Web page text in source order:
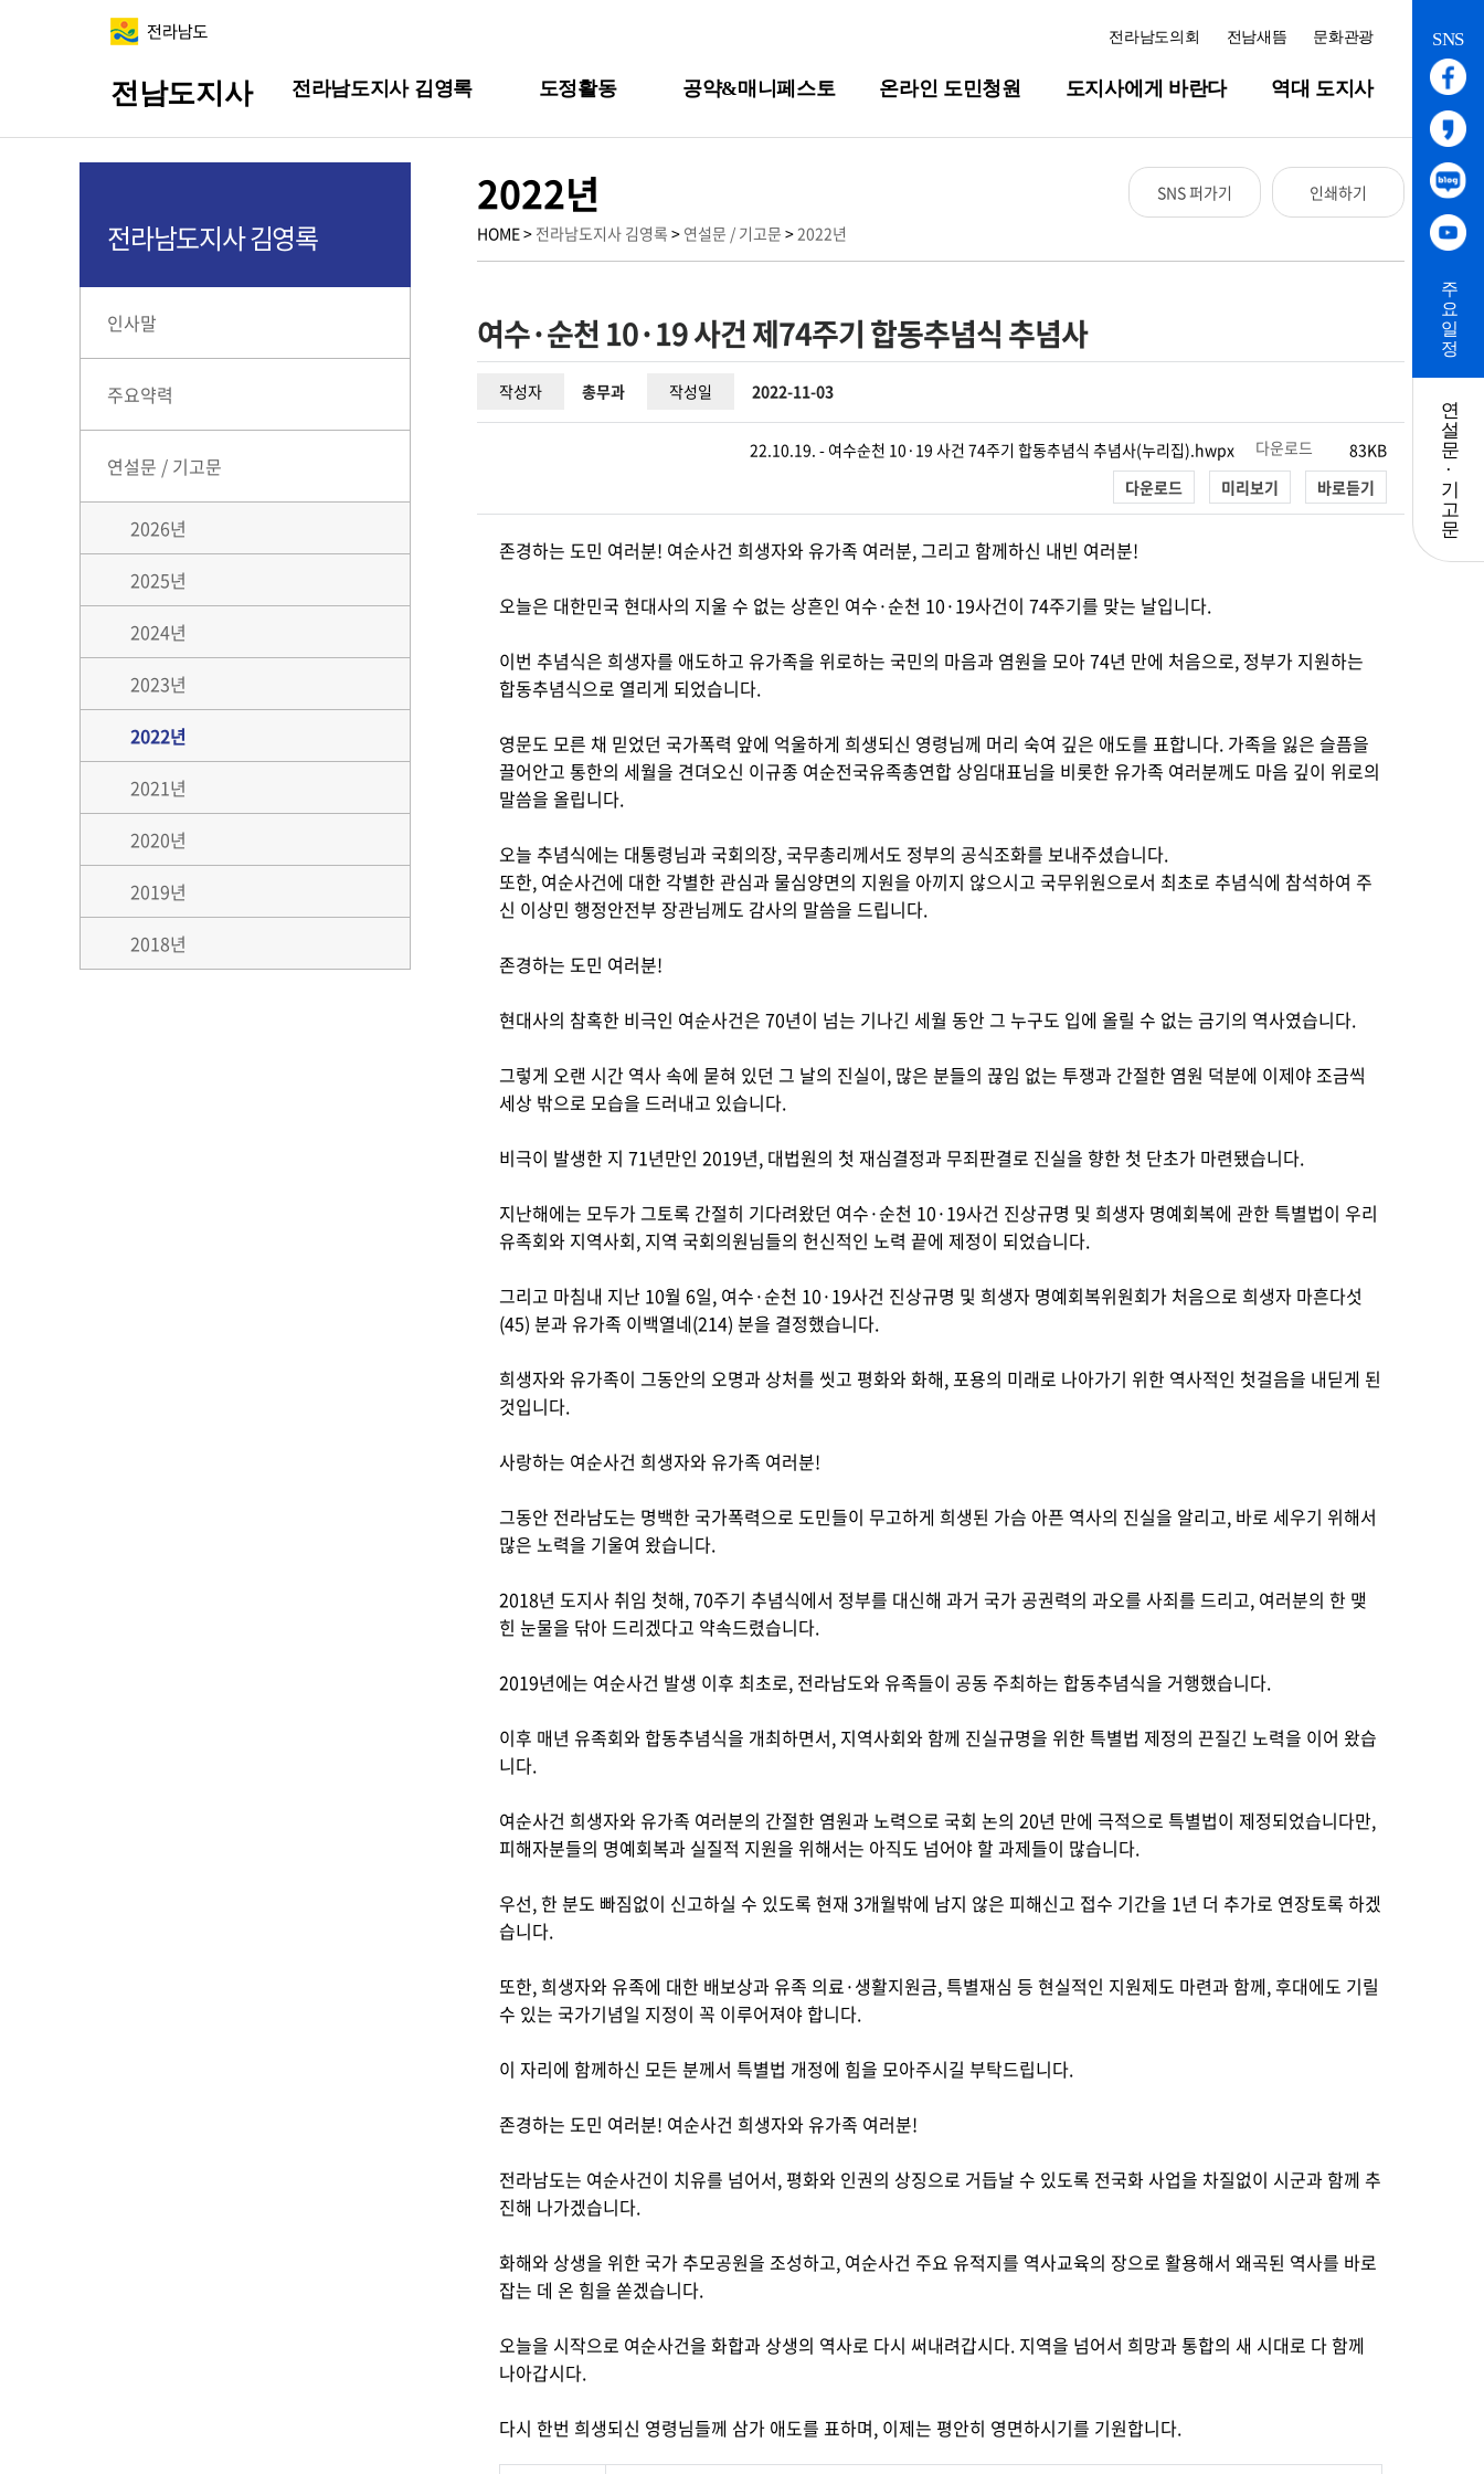
전라남도의회 전남새뜸 문화관광
전남도지사 전라남도지사 김영록 도정활동 공약&매니페스토 온라인 도민청원 도지사에게 바란다 역대 도지사
2022년
HOME > 전라남도지사 김영록 > 연설문 / 기고문 >2022년
SNS 퍼가기 인쇄하기
여수·순천 10·19 사건 제74주기 합동추념식 추념사
작성자 총무과 작성일 2022-11-03
22.10.19. - 여수순천 10·19 사건 74주기 합동추념식 추념사(누리집).hwpx 다운로드
83KB
다운로드
미리보기 바로듣기
존경하는 도민 여러분! 여순사건 희생자와 유가족 여러분, 그리고 함께하신 내빈 여러분!
오늘은 대한민국 현대사의 지울 수 없는 상흔인 여수·순천 10·19사건이 74주기를 맞는 날입니다.
이번 추념식은 희생자를 애도하고 유가족을 위로하는 국민의 마음과 염원을 모아 74년 만에 처음으로, 정부가 지원하는
합동추념식으로 열리게 되었습니다.
영문도 모른 채 믿었던 국가폭력 앞에 억울하게 희생되신 영령님께 머리 숙여 깊은 애도를 표합니다. 가족을 잃은 슬픔을
끌어안고 통한의 세월을 견뎌오신 이규종 여순전국유족총연합 상임대표님을 비롯한 유가족 여러분께도 마음 깊이 위로의
말씀을 올립니다.
오늘 추념식에는 대통령님과 국회의장, 국무총리께서도 정부의 공식조화를 보내주셨습니다.
또한, 여순사건에 대한 각별한 관심과 물심양면의 지원을 아끼지 않으시고 국무위원으로서 최초로 추념식에 참석하여 주
신 이상민 행정안전부 장관님께도 감사의 말씀을 드립니다.
존경하는 도민 여러분!
현대사의 참혹한 비극인 여순사건은 70년이 넘는 기나긴 세월 동안 그 누구도 입에 올릴 수 없는 금기의 역사였습니다.
그렇게 오랜 시간 역사 속에 묻혀 있던 그 날의 진실이, 많은 분들의 끊임 없는 투쟁과 간절한 염원 덕분에 이제야 조금씩
세상 밖으로 모습을 드러내고 있습니다.
비극이 발생한 지 71년만인 2019년, 대법원의 첫 재심결정과 무죄판결로 진실을 향한 첫 단초가 마련됐습니다.
지난해에는 모두가 그토록 간절히 기다려왔던 여수·순천 10·19사건 진상규명 및 희생자 명예회복에 관한 특별법이 우리
유족회와 지역사회, 지역 국회의원님들의 헌신적인 노력 끝에 제정이 되었습니다.
그리고 마침내 지난 10월 6일, 여수·순천 10·19사건 진상규명 및 희생자 명예회복위원회가 처음으로 희생자 마흔다섯
(45) 분과 유가족 이백열네(214) 분을 결정했습니다.
희생자와 유가족이 그동안의 오명과 상처를 씻고 평화와 화해, 포용의 미래로 나아가기 위한 역사적인 첫걸음을 내딛게 된
것입니다.
사랑하는 여순사건 희생자와 유가족 여러분!
그동안 전라남도는 명백한 국가폭력으로 도민들이 무고하게 희생된 가슴 아픈 역사의 진실을 알리고, 바로 세우기 위해서
많은 노력을 기울여 왔습니다.
2018년 도지사 취임 첫해, 70주기 추념식에서 정부를 대신해 과거 국가 공권력의 과오를 사죄를 드리고, 여러분의 한 맺
힌 눈물을 닦아 드리겠다고 약속드렸습니다.
2019년에는 여순사건 발생 이후 최초로, 전라남도와 유족들이 공동 주최하는 합동추념식을 거행했습니다.
이후 매년 유족회와 합동추념식을 개최하면서, 지역사회와 함께 진실규명을 위한 특별법 제정의 끈질긴 노력을 이어 왔습
니다.
여순사건 희생자와 유가족 여러분의 간절한 염원과 노력으로 국회 논의 20년 만에 극적으로 특별법이 제정되었습니다만,
피해자분들의 명예회복과 실질적 지원을 위해서는 아직도 넘어야 할 과제들이 많습니다.
우선, 한 분도 빠짐없이 신고하실 수 있도록 현재 3개월밖에 남지 않은 피해신고 접수 기간을 1년 더 추가로 연장토록 하겠
습니다.
또한, 희생자와 유족에 대한 배보상과 유족 의료·생활지원금, 특별재심 등 현실적인 지원제도 마련과 함께, 후대에도 기릴
수 있는 국가기념일 지정이 꼭 이루어져야 합니다.
이 자리에 함께하신 모든 분께서 특별법 개정에 힘을 모아주시길 부탁드립니다.
존경하는 도민 여러분! 여순사건 희생자와 유가족 여러분!
전라남도는 여순사건이 치유를 넘어서, 평화와 인권의 상징으로 거듭날 수 있도록 전국화 사업을 차질없이 시군과 함께 추
진해 나가겠습니다.
화해와 상생을 위한 국가 추모공원을 조성하고, 여순사건 주요 유적지를 역사교육의 장으로 활용해서 왜곡된 역사를 바로
잡는 데 온 힘을 쏟겠습니다.
오늘을 시작으로 여순사건을 화합과 상생의 역사로 다시 써내려갑시다. 지역을 넘어서 희망과 통합의 새 시대로 다 함께
나아갑시다.
다시 한번 희생되신 영령님들께 삼가 애도를 표하며, 이제는 평안히 영면하시기를 기원합니다.
전라남도지사 김영록
인사말
주요약력
연설문 / 기고문
2026년
2025년
2024년
2023년
2022년
2021년
2020년
2019년
2018년
SNS
주
요
일
정
연
설
문
·
기
고
문